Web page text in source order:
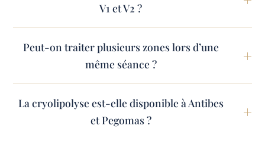
V1 et V2 ?
Peut-on traiter plusieurs zones lors d’une
même séance ?
La cryolipolyse est-elle disponible à Antibes
et Pegomas ?